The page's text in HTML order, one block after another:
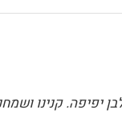
יפיפה. קנינו